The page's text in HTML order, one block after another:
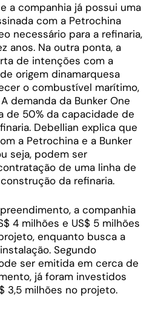
a companhia já possui uma
com a Petrochina
necessário para a refinaria,
anos. Na outra ponta, a
de intenções com a
origem dinamarquesa
o combustível marítimo,
demanda da Bunker One
de 50% da capacidade de
Debellian explica que
a Petrochina e a Bunker
seja, podem ser
de uma linha de
da refinaria.
a companhia
4 milhões e US$ 5 milhões
enquanto busca a
Segundo
ser emitida em cerca de
já foram investidos
3,5 milhões no projeto.